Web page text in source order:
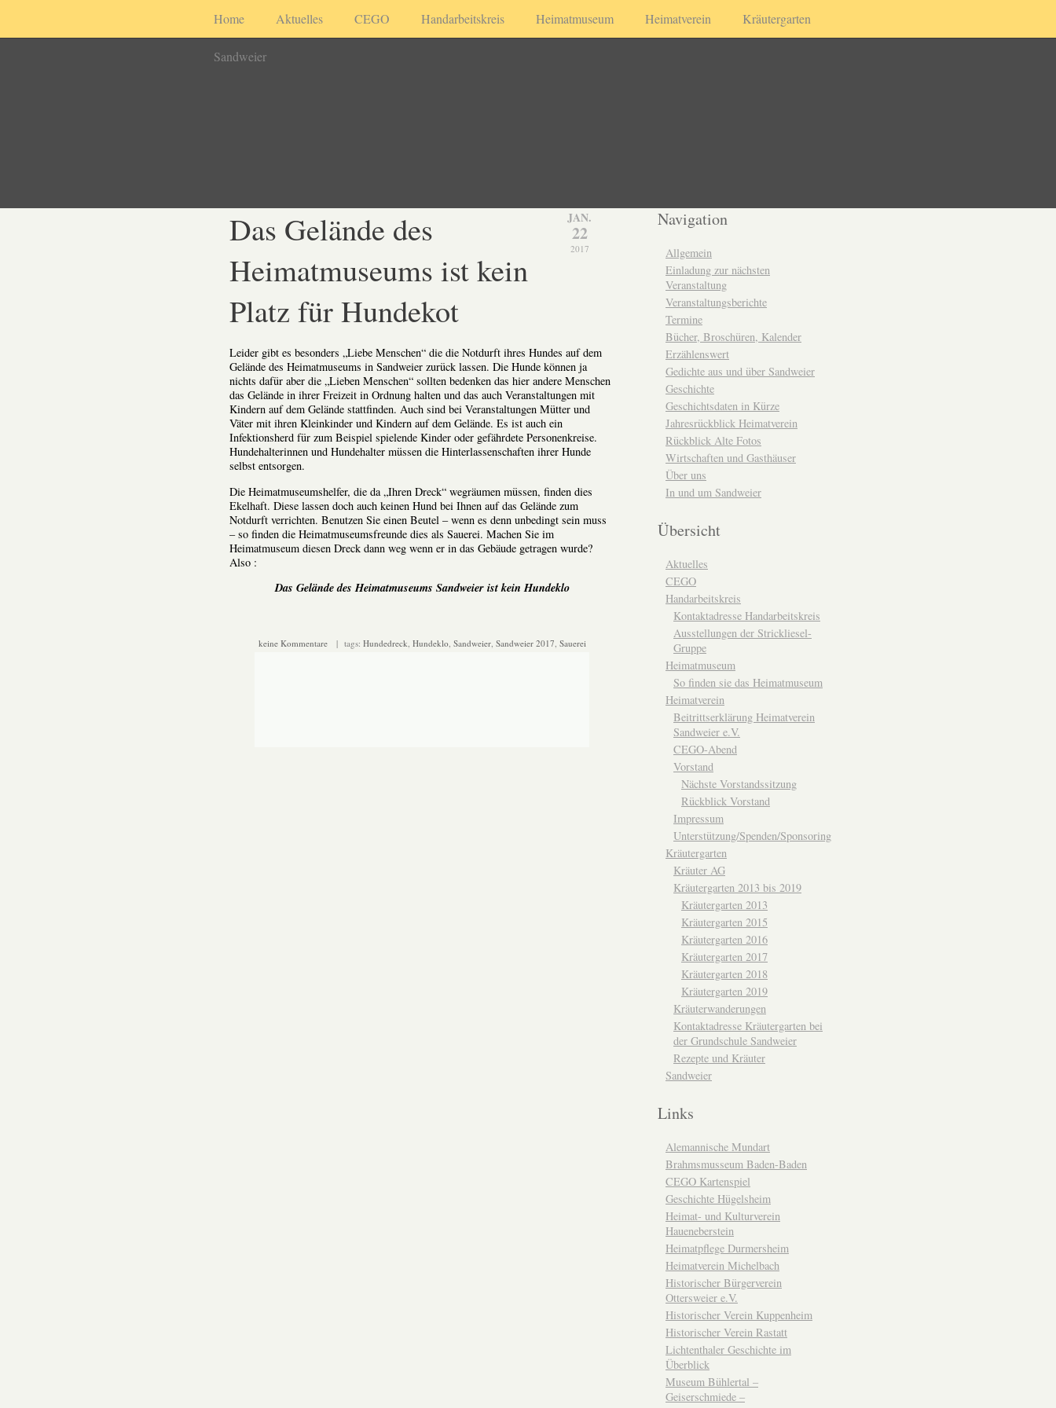
Home Aktuelles CEGO Handarbeitskreis Heimatmuseum Heimatverein Kräutergarten
Sandweier
JAN.
22
2017
Das Gelände des
Heimatmuseums ist kein
Platz für Hundekot
Leider gibt es besonders „Liebe Menschen“ die die Notdurft ihres Hundes auf dem
Gelände des Heimatmuseums in Sandweier zurück lassen. Die Hunde können ja
nichts dafür aber die „Lieben Menschen“ sollten bedenken das hier andere Menschen
das Gelände in ihrer Freizeit in Ordnung halten und das auch Veranstaltungen mit
Kindern auf dem Gelände stattfinden. Auch sind bei Veranstaltungen Mütter und
Väter mit ihren Kleinkinder und Kindern auf dem Gelände. Es ist auch ein
Infektionsherd für zum Beispiel spielende Kinder oder gefährdete Personenkreise.
Hundehalterinnen und Hundehalter müssen die Hinterlassenschaften ihrer Hunde
selbst entsorgen.
Die Heimatmuseumshelfer, die da „Ihren Dreck“ wegräumen müssen, finden dies
Ekelhaft. Diese lassen doch auch keinen Hund bei Ihnen auf das Gelände zum
Notdurft verrichten. Benutzen Sie einen Beutel – wenn es denn unbedingt sein muss
– so finden die Heimatmuseumsfreunde dies als Sauerei. Machen Sie im
Heimatmuseum diesen Dreck dann weg wenn er in das Gebäude getragen wurde?
Also :
Das Gelände des Heimatmuseums Sandweier ist kein Hundeklo
keine Kommentare| tags: Hundedreck, Hundeklo, Sandweier, Sandweier 2017, Sauerei
Navigation
Allgemein
Einladung zur nächsten
Veranstaltung
Veranstaltungsberichte
Termine
Bücher, Broschüren, Kalender
Erzählenswert
Gedichte aus und über Sandweier
Geschichte
Geschichtsdaten in Kürze
Jahresrückblick Heimatverein
Rückblick Alte Fotos
Wirtschaften und Gasthäuser
Über uns
In und um Sandweier
Übersicht
Aktuelles
CEGO
Handarbeitskreis
Kontaktadresse Handarbeitskreis
Ausstellungen der Strickliesel-
Gruppe
Heimatmuseum
So finden sie das Heimatmuseum
Heimatverein
Beitrittserklärung Heimatverein
Sandweier e.V.
CEGO-Abend
Vorstand
Nächste Vorstandssitzung
Rückblick Vorstand
Impressum
Unterstützung/Spenden/Sponsoring
Kräutergarten
Kräuter AG
Kräutergarten 2013 bis 2019
Kräutergarten 2013
Kräutergarten 2015
Kräutergarten 2016
Kräutergarten 2017
Kräutergarten 2018
Kräutergarten 2019
Kräuterwanderungen
Kontaktadresse Kräutergarten bei
der Grundschule Sandweier
Rezepte und Kräuter
Sandweier
Links
Alemannische Mundart
Brahmsmusseum Baden-Baden
CEGO Kartenspiel
Geschichte Hügelsheim
Heimat- und Kulturverein
Haueneberstein
Heimatpflege Durmersheim
Heimatverein Michelbach
Historischer Bürgerverein
Ottersweier e.V.
Historischer Verein Kuppenheim
Historischer Verein Rastatt
Lichtenthaler Geschichte im
Überblick
Museum Bühlertal –
Geiserschmiede –